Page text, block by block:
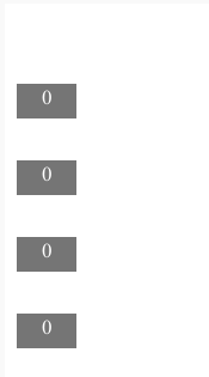
0
0
0
0